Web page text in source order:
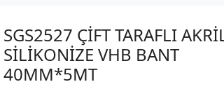
SGS2527 ÇİFT TARAFLI
SİLİKONİZE VHB BANT
40MM*5MT